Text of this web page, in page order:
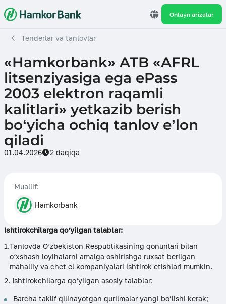
Onlayn arizalar
Tenderlar va tanlovlar
«Hamkorbank» ATB «AFRL
litsenziyasiga ega ePass
2003 elektron raqamli
kalitlari» yetkazib berish
bo‘yicha ochiq tanlov e’lon
qiladi
01.04.2026 2 daqiqa
Muallif:
Hamkorbank
Ishtirokchilarga qo‘yilgan talablar:
Tanlovda O‘zbekiston Respublikasining qonunlari bilan
o‘xshash loyihalarni amalga oshirishga ruxsat berilgan
mahalliy va chet el kompaniyalari ishtirok etishlari mumkin.
Ishtirokchilarga qo‘yilgan asosiy talablar:
Barcha taklif qilinayotgan qurilmalar yangi bo’lishi kerak;